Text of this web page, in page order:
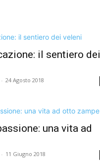
il sentiero dei
- 24 Agosto 2018
una vita ad
- 11 Giugno 2018